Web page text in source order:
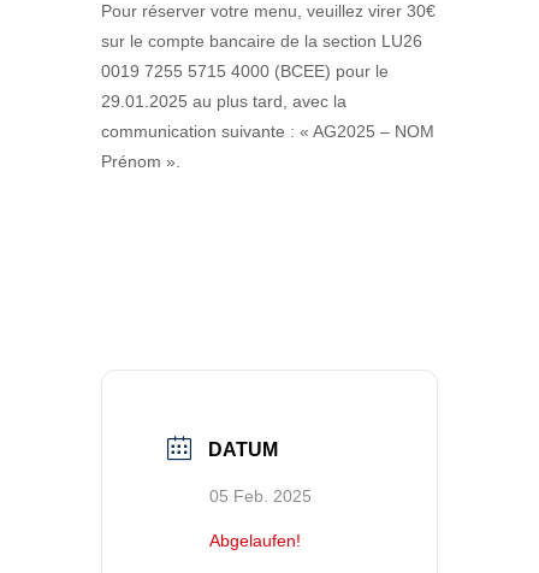
Pour réserver votre menu, veuillez virer 30€
sur le compte bancaire de la section LU26
0019 7255 5715 4000 (BCEE) pour le
29.01.2025 au plus tard, avec la
communication suivante : « AG2025 – NOM
Prénom ».
DATUM
05 Feb. 2025
Abgelaufen!